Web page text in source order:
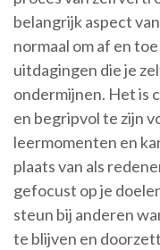
belangrijk aspect
normaal om af en
uitdagingen die je
ondermijnen. Het is
en begripvol te zijn
leermomenten en
plaats van als
gefocust op je
steun bij anderen
te blijven en